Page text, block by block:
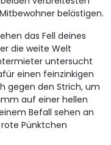
belästigen.
das Fell deines
die weite Welt
untersucht
einen feinzinkigen
gegen den Strich, um
auf einer hellen
Befall sehen an
Pünktchen